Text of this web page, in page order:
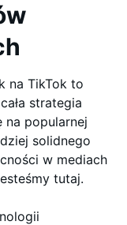
na TikTok to
strategia
na popularnej
solidnego
w mediach
tutaj.